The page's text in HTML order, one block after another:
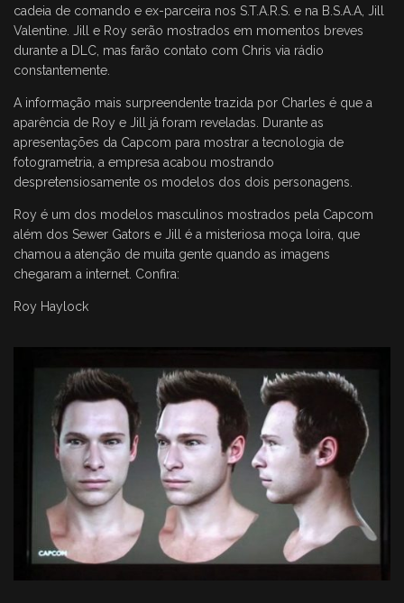
cadeia de comando e ex-parceira nos S.T.A.R.S. e na B.S.A.A, Jill
Valentine. Jill e Roy serão mostrados em momentos breves
durante a DLC, mas farão contato com Chris via rádio
constantemente.
A informação mais surpreendente trazida por Charles é que a
aparência de Roy e Jill já foram reveladas. Durante as
apresentações da Capcom para mostrar a tecnologia de
fotogrametria, a empresa acabou mostrando
despretensiosamente os modelos dos dois personagens.
Roy é um dos modelos masculinos mostrados pela Capcom
além dos Sewer Gators e Jill é a misteriosa moça loira, que
chamou a atenção de muita gente quando as imagens
chegaram a internet. Confira:
Roy Haylock